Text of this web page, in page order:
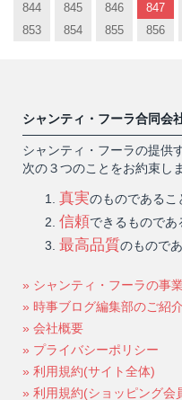
844
845 846 847
853
854 855 856
シャンティ・フーラ合同会
シャンティ・フーラの提供
次の３つのことをお約束し
真実のものであるこ
信頼できるものであ
最高品質のもので
» シャンティ・フーラの事
» 時事ブログ編集部のご紹介
» 会社概要
» プライバシーポリシー
» 利用規約(サイト全体)
» 利用規約(ショッピング会